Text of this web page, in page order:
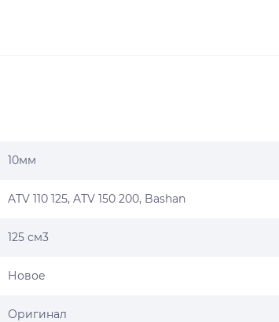
10мм
ATV 110 125, ATV 150 200, Bashan
125 см3
Новое
Оригинал